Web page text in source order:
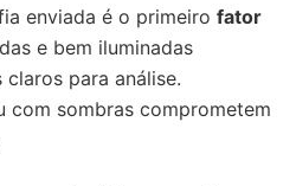
enviada é o primeiro fator
e bem iluminadas
para análise.
com sombras comprometem